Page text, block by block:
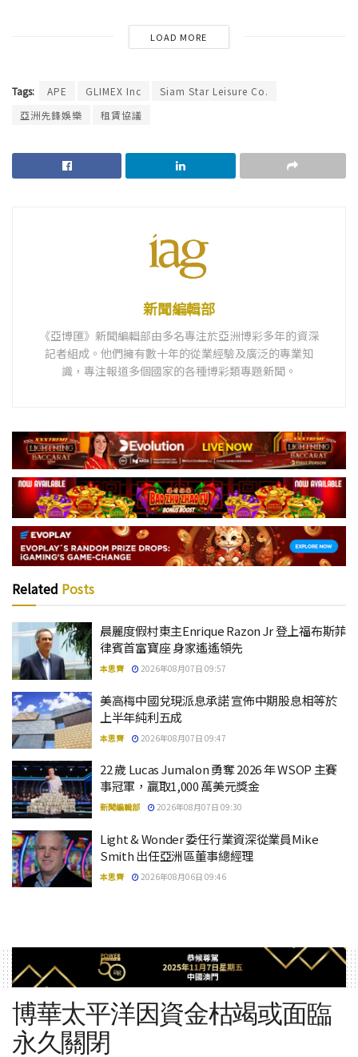
LOAD MORE
Tags: APE GLIMEX Inc
Siam Star Leisure Co.
亞洲先鋒娛樂
租賃協議
新聞編輯部
《亞博匯》新聞編輯部由多名專注於亞洲博彩多年的資深
記者組成。他們擁有數十年的從業經驗及廣泛的專業知
識，專注報道多個國家的各種博彩類專題新聞。
Related Posts
晨麗度假村東主Enrique Razon Jr 登上福布斯菲
律賓首富寶座 身家遙遙領先
本思齊 2026年08月07日 09:57
美高梅中國兌現派息承諾 宣佈中期股息相等於
上半年純利五成
本思齊 2026年08月07日 09:47
22 歲 Lucas Jumalon 勇奪 2026 年 WSOP 主賽
事冠軍，贏取1,000 萬美元獎金
新聞編輯部 2026年08月07日 09:30
Light & Wonder 委任行業資深從業員Mike
Smith 出任亞洲區董事總經理
本思齊 2026年08月06日 09:46
博華太平洋因資金枯竭或面臨
永久關閉